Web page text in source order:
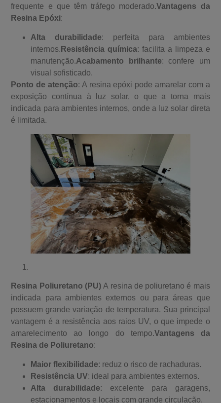
frequente e que têm tráfego moderado.Vantagens da
Resina Epóxi:
Alta durabilidade: perfeita para ambientes
internos. Resistência química: facilita a limpeza e
manutenção.Acabamento brilhante: confere um
visual sofisticado.
Ponto de atenção: A resina epóxi pode amarelar com a
exposição contínua à luz solar, o que a torna mais
indicada para ambientes internos, onde a luz solar direta
é limitada.
Resina Poliuretano (PU)A resina de poliuretano é mais
indicada para ambientes externos ou para áreas que
possuem grande variação de temperatura. Sua principal
vantagem é a resistência aos raios UV, o que impede o
amarelecimento ao longo do tempo.Vantagens da
Resina de Poliuretano:
Maior flexibilidade: reduz o risco de rachaduras.
Resistência UV: ideal para ambientes externos.
Alta durabilidade: excelente para garagens,
estacionamentos e locais com grande circulação.